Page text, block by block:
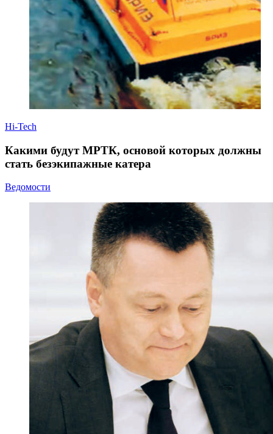
Hi-Tech
Какими будут МРТК, основой которых должны
стать безэкипажные катера
Ведомости